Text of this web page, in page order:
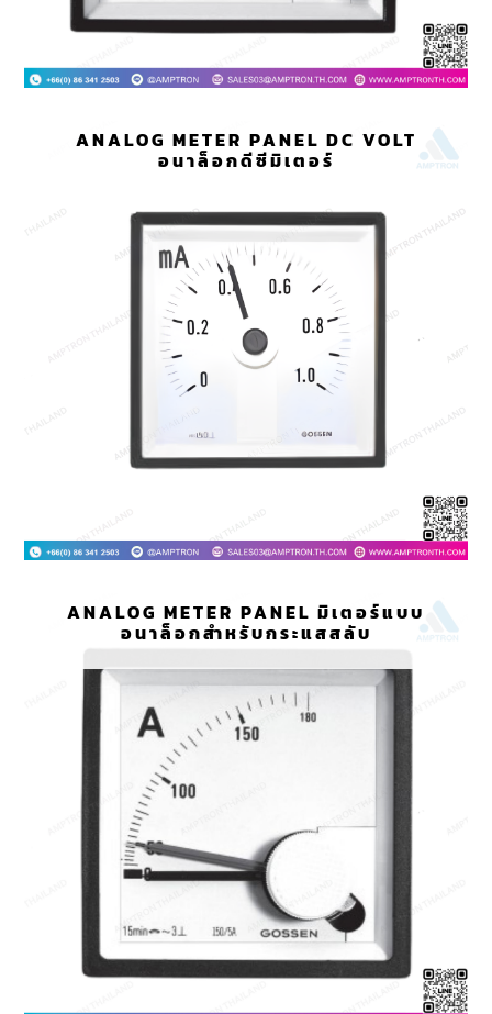
ANALOG METER PANEL DC VOLT
อนาล็อกดีซีมิเตอร์
ANALOG METER PANEL มิเตอร์แบบ
อนาล็อกสำหรับกระแสสลับ